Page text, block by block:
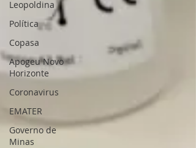
Leopoldina
Política
Copasa
Apogeu Novo
Horizonte
Coronavirus
EMATER
Governo de
Minas